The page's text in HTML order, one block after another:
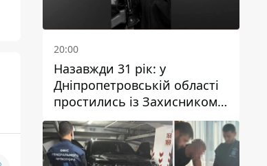
20:00
Назавжди 31 рік: у
Дніпропетровській області
простились із Захисником
Олександром Рєпіним